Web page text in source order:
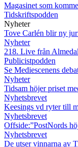
Magasinet som
Tidskriftspodden
Nyheter
Tove Carlén blir ny
Nyheter
218. Live från
Publicistpodden
Se Mediescenens
Nyheter
Tidsam höjer priset
Nyhetsbrevet
Keesings vd ryter till
Nyhetsbrevet
Offside:”PostNords
Nyhetsbrevet
De utser vinnarna av